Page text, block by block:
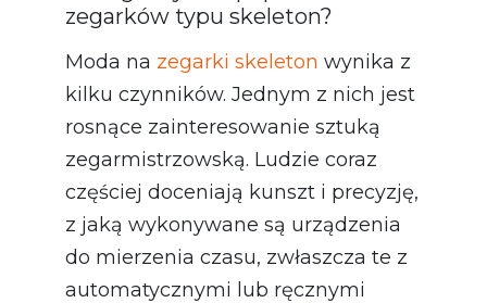
zegarków typu skeleton?
Moda na zegarki skeleton wynika z
kilku czynników. Jednym z nich jest
rosnące zainteresowanie sztuką
zegarmistrzowską. Ludzie coraz
częściej doceniają kunszt i precyzję,
z jaką wykonywane są urządzenia
do mierzenia czasu, zwłaszcza te z
automatycznymi lub ręcznymi